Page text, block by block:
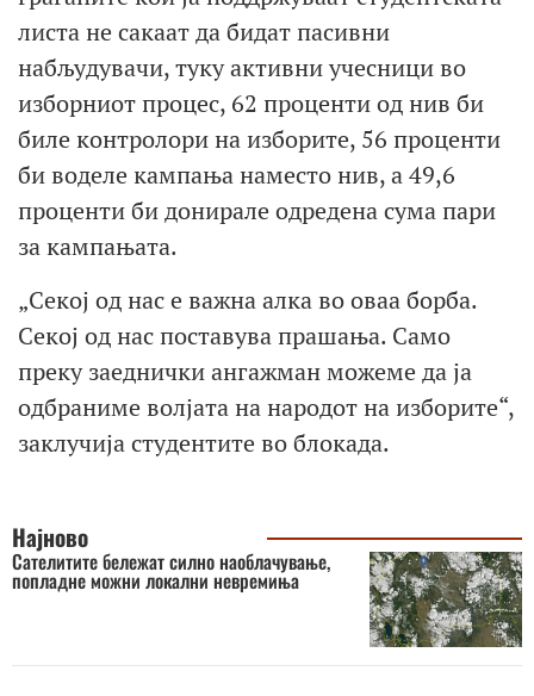
листа не сакаат да бидат пасивни
набљудувачи, туку активни учесници во
изборниот процес, 62 проценти од нив би
биле контролори на изборите, 56 проценти
би воделе кампања наместо нив, а 49,6
проценти би донирале одредена сума пари
за кампањата.
„Секој од нас е важна алка во оваа борба.
Секој од нас поставува прашања. Само
преку заеднички ангажман можеме да ја
одбраниме волјата на народот на изборите“,
заклучија студентите во блокада.
Најново
Сателитите бележат силно наоблачување,
попладне можни локални невремиња